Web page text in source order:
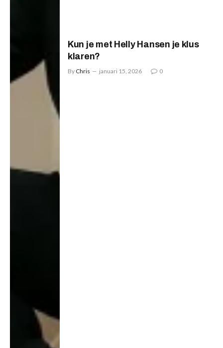
Kun je met Helly Hansen je klus
klaren?
By Chris januari 15, 2026 0